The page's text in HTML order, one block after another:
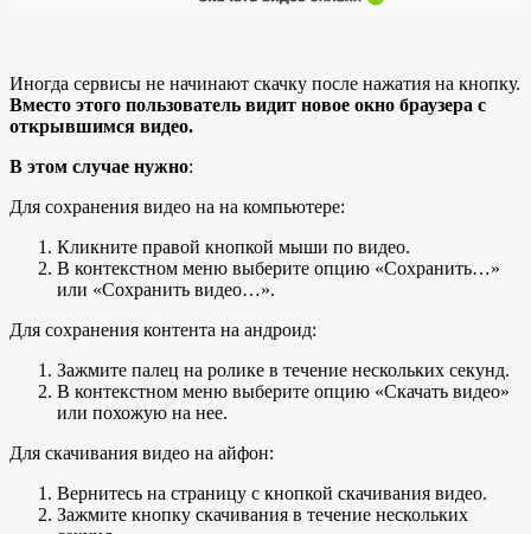
Иногда сервисы не начинают скачку после нажатия на кнопку.
Вместо этого пользователь видит новое окно браузера с
открывшимся видео.
В этом случае нужно:
Для сохранения видео на на компьютере:
Кликните правой кнопкой мыши по видео.
В контекстном меню выберите опцию «Сохранить…»
или «Сохранить видео…».
Для сохранения контента на андроид:
Зажмите палец на ролике в течение нескольких секунд.
В контекстном меню выберите опцию «Скачать видео»
или похожую на нее.
Для скачивания видео на айфон:
Вернитесь на страницу с кнопкой скачивания видео.
Зажмите кнопку скачивания в течение нескольких